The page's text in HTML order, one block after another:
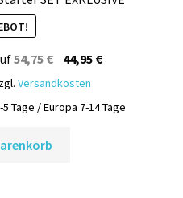
54,75€ Ursprünglicher
Preis
54,75 €
44,95 €Aktueller
44,95 €.
Versandkosten
Tage / Europa 7-14 Tage